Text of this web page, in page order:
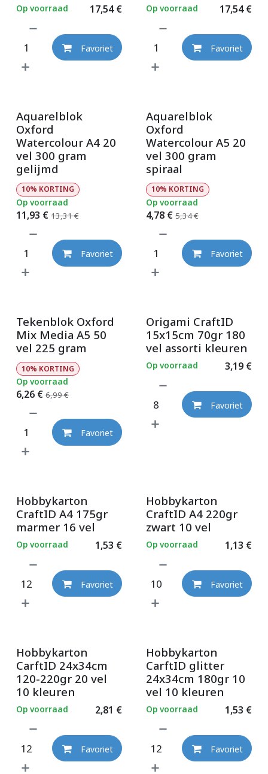
17,54€
Op voorraad
Favoriet
17,54€
Op voorraad
Favoriet
Promo
Aquarelblok
Oxford
Watercolour A4 20
vel 300 gram
gelijmd
11,93 € 13,31€
10% KORTING
Op voorraad
Favoriet
Promo
Aquarelblok
Oxford
Watercolour A5 20
vel 300 gram
spiraal
4,78€ 5,34€
10% KORTING
Op voorraad
Favoriet
Promo
Tekenblok Oxford
Mix Media A5 50
vel 225 gram
6,26 € 6,99€
10% KORTING
Op voorraad
Favoriet
Origami CraftID
15x15cm 70gr 180
vel assorti kleuren
3,19€
Op voorraad
Favoriet
Hobbykarton
CraftID A4 175gr
marmer 16 vel
1,53 €
Op voorraad
Favoriet
Hobbykarton
CraftID A4 220gr
zwart 10 vel
1,13 €
Op voorraad
Favoriet
Hobbykarton
CarftID 24x34cm
120-220gr 20 vel
10 kleuren
2,81 €
Op voorraad
Favoriet
Hobbykarton
CarftID glitter
24x34cm 180gr 10
vel 10 kleuren
1,53 €
Op voorraad
Favoriet